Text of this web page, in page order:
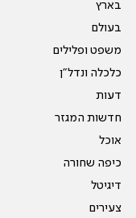
בארץ
בעולם
משפט ופלילים
כלכלה ונדל"ן
דעות
חדשות המגזר
אוכל
כיפה שחורה
דיגיטל
צעירים